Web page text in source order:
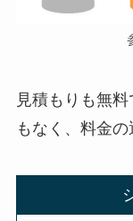
見積もりも無
もなく、料金の